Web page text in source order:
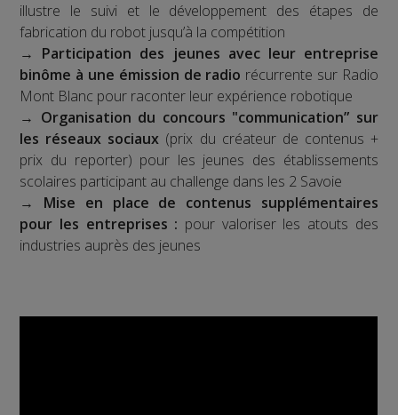
illustre le suivi et le développement des étapes de
fabrication du robot jusqu’à la compétition
→ Participation des jeunes avec leur entreprise
binôme à une émission de radio récurrente sur Radio
Mont Blanc pour raconter leur expérience robotique
→ Organisation du concours "communication” sur
les réseaux sociaux (prix du créateur de contenus +
prix du reporter) pour les jeunes des établissements
scolaires participant au challenge dans les 2 Savoie
→ Mise en place de contenus supplémentaires
pour les entreprises : pour valoriser les atouts des
industries auprès des jeunes